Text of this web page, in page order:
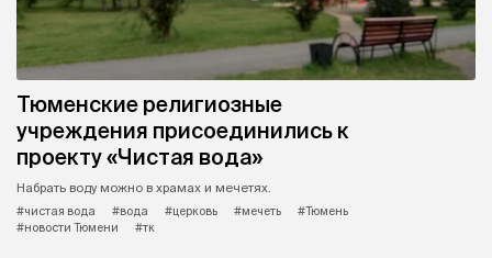
Тюменские религиозные
учреждения присоединились к
проекту «Чистая вода»
Набрать воду можно в храмах и мечетях.
#чистая вода
#вода #церковь #мечеть
#Тюмень
#новости Тюмени
#тк